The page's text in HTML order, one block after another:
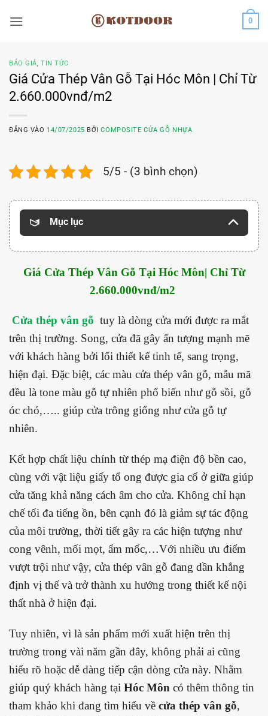
qua
0
BÁO GIÁ,TIN TỨC
Giá Cửa Thép Vân Gỗ Tại Hóc Môn | Chỉ Từ
2.660.000vnđ/m2
ĐĂNG VÀO 14/07/2025 BỞICOMPOSITE CỬA GỖ NHỰA
5/5 - (3 bình chọn)
Mục lục
Giá Cửa Thép Vân Gỗ Tại Hóc Môn| Chỉ Từ
2.660.000vnđ/m2
Cửa thép vân gỗ tuy là dòng cửa mới được ra mắt
trên thị trường. Song, cửa đã gây ấn tượng mạnh mẽ
với khách hàng bởi lối thiết kế tinh tế, sang trọng,
hiện đại. Đặc biệt, các màu cửa thép vân gỗ, mẫu mã
đều là tone màu gỗ tự nhiên phổ biến như gỗ sồi, gỗ
óc chó,….. giúp cửa trông giống như cửa gỗ tự
nhiên.
Kết hợp chất liệu chính từ thép mạ điện độ bền cao,
cùng với vật liệu giấy tổ ong được gia cố ở giữa giúp
cửa tăng khả năng cách âm cho cửa. Không chỉ hạn
chế tối đa tiếng ồn, bên cạnh đó là giảm sự tác động
của môi trường, thời tiết gây ra các hiện tượng như
cong vênh, mối mọt, ẩm mốc,…Với nhiều ưu điểm
vượt trội như vậy, cửa thép vân gỗ đang dần khẳng
định vị thế và trở thành xu hướng trong thiết kế nội
thất nhà ở hiện đại.
Tuy nhiên, vì là sản phẩm mới xuất hiện trên thị
trường trong vài năm gần đây, không phải ai cũng
hiểu rõ hoặc dễ dàng tiếp cận dòng cửa này. Nhằm
giúp quý khách hàng tại Hóc Môn có thêm thông tin
tham khảo khi đang tìm hiểu về cửa thép vân gỗ,